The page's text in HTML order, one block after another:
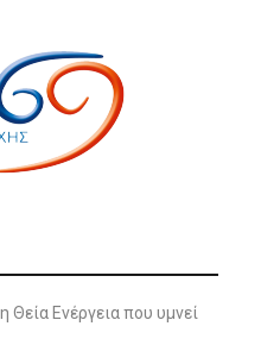
Ενέργεια που υμνεί